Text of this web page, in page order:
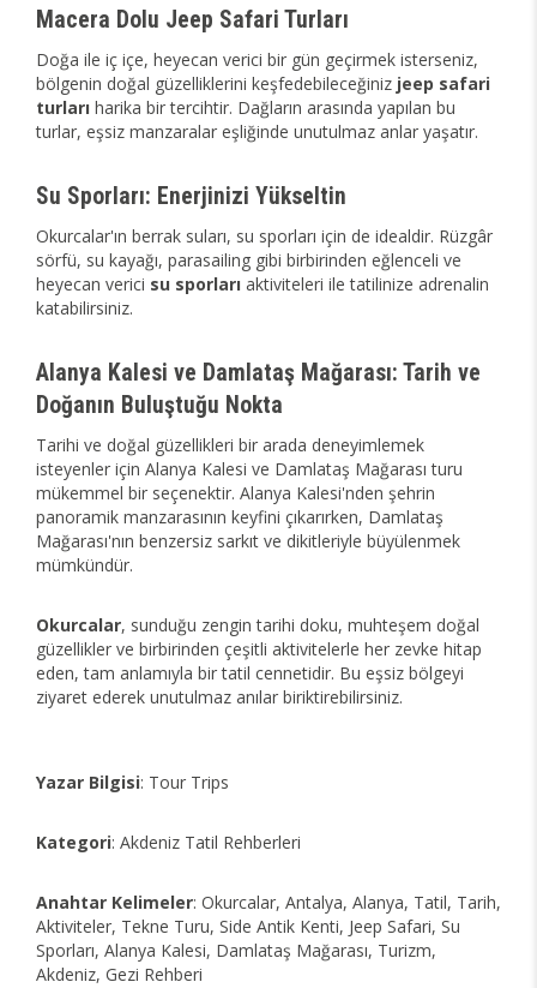
Macera Dolu Jeep Safari Turları
Doğa ile iç içe, heyecan verici bir gün geçirmek isterseniz,
bölgenin doğal güzelliklerini keşfedebileceğiniz jeep safari
turları harika bir tercihtir. Dağların arasında yapılan bu
turlar, eşsiz manzaralar eşliğinde unutulmaz anlar yaşatır.
Su Sporları: Enerjinizi Yükseltin
Okurcalar'ın berrak suları, su sporları için de idealdir. Rüzgâr
sörfü, su kayağı, parasailing gibi birbirinden eğlenceli ve
heyecan verici su sporları aktiviteleri ile tatilinize adrenalin
katabilirsiniz.
Alanya Kalesi ve Damlataş Mağarası: Tarih ve
Doğanın Buluştuğu Nokta
Tarihi ve doğal güzellikleri bir arada deneyimlemek
isteyenler için Alanya Kalesi ve Damlataş Mağarası turu
mükemmel bir seçenektir. Alanya Kalesi'nden şehrin
panoramik manzarasının keyfini çıkarırken, Damlataş
Mağarası'nın benzersiz sarkıt ve dikitleriyle büyülenmek
mümkündür.
Okurcalar, sunduğu zengin tarihi doku, muhteşem doğal
güzellikler ve birbirinden çeşitli aktivitelerle her zevke hitap
eden, tam anlamıyla bir tatil cennetidir. Bu eşsiz bölgeyi
ziyaret ederek unutulmaz anılar biriktirebilirsiniz.
Yazar Bilgisi: Tour Trips
Kategori: Akdeniz Tatil Rehberleri
Anahtar Kelimeler: Okurcalar, Antalya, Alanya, Tatil, Tarih,
Aktiviteler, Tekne Turu, Side Antik Kenti, Jeep Safari, Su
Sporları, Alanya Kalesi, Damlataş Mağarası, Turizm,
Akdeniz, Gezi Rehberi